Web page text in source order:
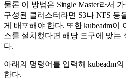
물론 이 방법은 Single Master라서
구성된 클러스터라면 S3나 NFS 등
게 배포해야 한다. 또한 kubeadm이
스를 설치했다면 해당 도구에 맞는
다.
아래의 명령어를 입력해 kubeadm의
한다.